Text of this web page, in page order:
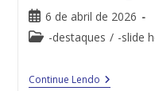
6 de abril de 2026
-destaques / -slide
Continue Lendo